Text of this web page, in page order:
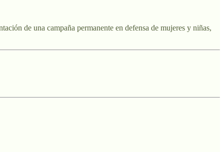
de una campaña permanente en defensa de mujeres y niñas,